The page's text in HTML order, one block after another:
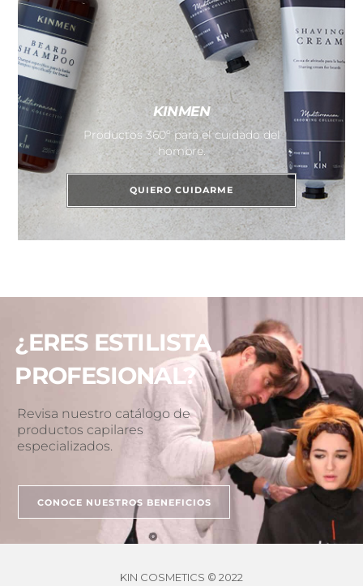
KINMEN
Productos 360º para el cuidado del
hombre.
QUIERO CUIDARME
¿ERES ESTILISTA
PROFESIONAL?
Revisa nuestro catálogo de
productos capilares
especializados.
CONOCE NUESTROS BENEFICIOS
KIN COSMETICS © 2022